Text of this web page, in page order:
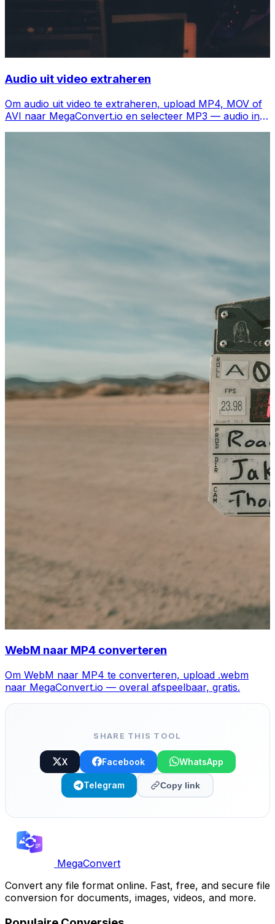
Audio uit video extraheren
Om audio uit video te extraheren, upload MP4, MOV of
AVI naar MegaConvert.io en selecteer MP3 — audio in
WebM naar MP4 converteren
Om WebM naar MP4 te converteren, upload .webm
naar MegaConvert.io — overal afspeelbaar, gratis.
SHARE THIS TOOL
X Facebook WhatsApp
Telegram Copy link
MegaConvert
Convert any file format online. Fast, free, and secure file
conversion for documents, images, videos, and more.